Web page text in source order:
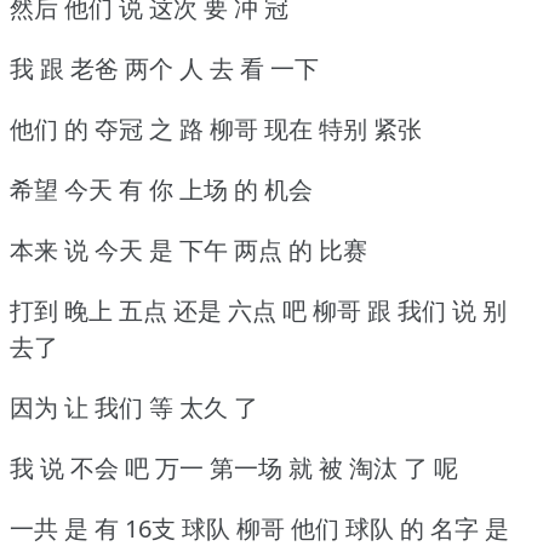
然后 他们 说 这次 要 冲 冠
我 跟 老爸 两个 人 去 看 一下
他们 的 夺冠 之 路 柳哥 现在 特别 紧张
希望 今天 有 你 上场 的 机会
本来 说 今天 是 下午 两点 的 比赛
打到 晚上 五点 还是 六点 吧 柳哥 跟 我们 说 别
去了
因为 让 我们 等 太久 了
我 说 不会 吧 万一 第一场 就 被 淘汰 了 呢
一共 是 有 16支 球队 柳哥 他们 球队 的 名字 是